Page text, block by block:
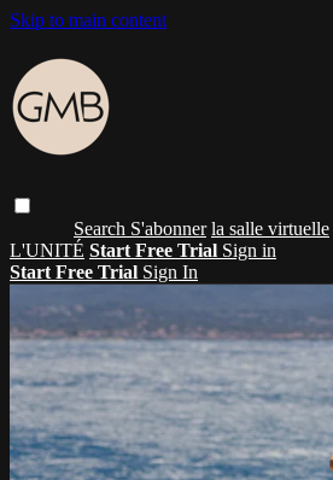
Skip to main content
Search S'abonner la salle virtuelle
L'UNITÉ Start Free Trial Sign in
Start Free Trial Sign In